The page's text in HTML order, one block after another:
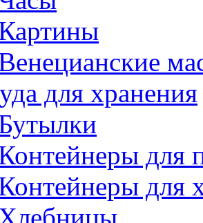
для хранения
для
для